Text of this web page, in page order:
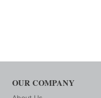
OUR COMPANY